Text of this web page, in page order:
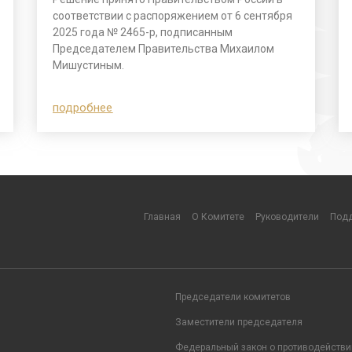
соответствии с распоряжением от 6 сентября
2025 года № 2465-р, подписанным
Председателем Правительства Михаилом
Мишустиным.
подробнее
Главная О Комитете Руководители
Председатели комитетов
Заместители председателя
Федеральный закон о